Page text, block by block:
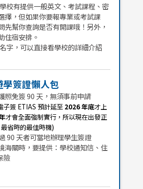
校有提供一般英文、考試課程、密
擇，但如果你要報專業或考試課
先幫你查詢是否有開課哦！另外，
住宿安排。
字，可以直接看學校的詳細介紹
學簽證懶人包
免簽 90 天，無須事前申請
子簽 ETIAS 預計延至 2026 年底才上
才會全面強制實行，所以現在出發正
省時的最佳時機)
90 天者可當地辦理學生簽證
海關時，要提供：學校通知信、住
險